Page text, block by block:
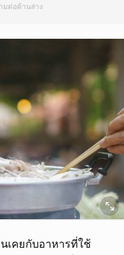
ต่อด้านล่าง
คยกับอาหารที่ใช้